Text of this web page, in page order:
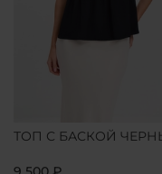
ТОП С БАСКОЙ